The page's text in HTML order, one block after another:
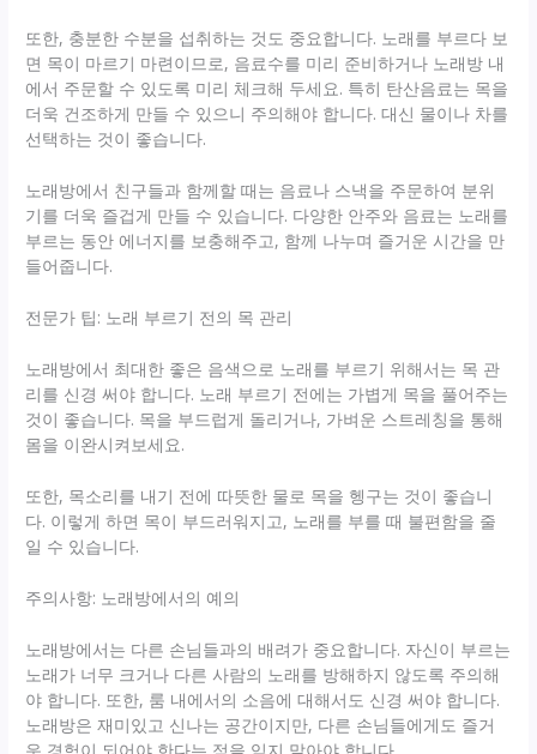
또한, 충분한 수분을 섭취하는 것도 중요합니다. 노래를 부르다 보
면 목이 마르기 마련이므로, 음료수를 미리 준비하거나 노래방 내
에서 주문할 수 있도록 미리 체크해 두세요. 특히 탄산음료는 목을
더욱 건조하게 만들 수 있으니 주의해야 합니다. 대신 물이나 차를
선택하는 것이 좋습니다.
노래방에서 친구들과 함께할 때는 음료나 스낵을 주문하여 분위
기를 더욱 즐겁게 만들 수 있습니다. 다양한 안주와 음료는 노래를
부르는 동안 에너지를 보충해주고, 함께 나누며 즐거운 시간을 만
들어줍니다.
전문가 팁: 노래 부르기 전의 목 관리
노래방에서 최대한 좋은 음색으로 노래를 부르기 위해서는 목 관
리를 신경 써야 합니다. 노래 부르기 전에는 가볍게 목을 풀어주는
것이 좋습니다. 목을 부드럽게 돌리거나, 가벼운 스트레칭을 통해
몸을 이완시켜보세요.
또한, 목소리를 내기 전에 따뜻한 물로 목을 헹구는 것이 좋습니
다. 이렇게 하면 목이 부드러워지고, 노래를 부를 때 불편함을 줄
일 수 있습니다.
주의사항: 노래방에서의 예의
노래방에서는 다른 손님들과의 배려가 중요합니다. 자신이 부르는
노래가 너무 크거나 다른 사람의 노래를 방해하지 않도록 주의해
야 합니다. 또한, 룸 내에서의 소음에 대해서도 신경 써야 합니다.
노래방은 재미있고 신나는 공간이지만, 다른 손님들에게도 즐거
운 경험이 되어야 한다는 점을 잊지 말아야 합니다.